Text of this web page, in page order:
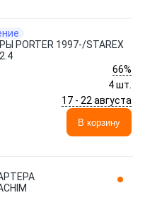
PORTER 1997-/STAREX
66%
4 шт.
17 - 22 августа
В корзину